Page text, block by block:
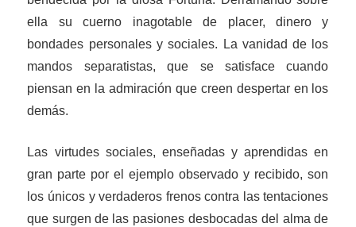
ella su cuerno inagotable de placer, dinero y
bondades personales y sociales. La vanidad de los
mandos separatistas, que se satisfacecuando
piensan en la admiración que creen despertar en los
demás.
Las virtudes sociales, enseñadas y aprendidas en
gran parte por el ejemplo observado y recibido, son
los únicos y verdaderos frenos contra las tentaciones
que surgen de las pasiones desbocadas del alma de